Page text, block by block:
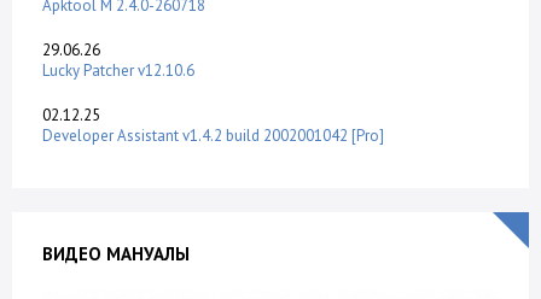
Apktool M 2.4.0-260718
29.06.26
Lucky Patcher v12.10.6
02.12.25
Developer Assistant v1.4.2 build 2002001042 [Pro]
ВИДЕО МАНУАЛЫ